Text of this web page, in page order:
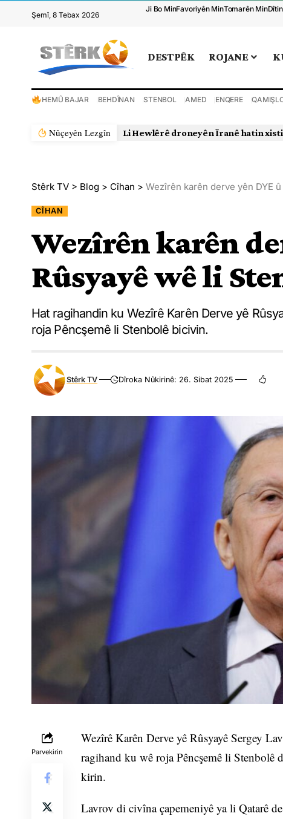
Şemî, 8 Tebax 2026
Ji Bo MinFavoriyên MinTomarên Min
DESTPÊK ROJANE
HEMÛ BAJAR BEHDÎNAN STENBOL AMED ENQERE
Nûçeyên Lezgîn Li Hewlêrê droneyên Îranê hatin
Stêrk TV > Blog > Cîhan > Wezîrên karên derve yên DYE
CÎHAN
Wezîrên karên
Rûsyayê wê li
Hat ragihandin ku Wezîrê Karên Derve yê
roja Pêncşemê li Stenbolê bicivin.
Stêrk TV Dîroka Nûkirinê: 26. Sibat 2025
Parvekirin
Wezîrê Karên Derve yê Rûsyayê Sergey
ragihand ku wê roja Pêncşemê li
kirin.
Lavrov di civîna çapemeniyê ya li Qatarê